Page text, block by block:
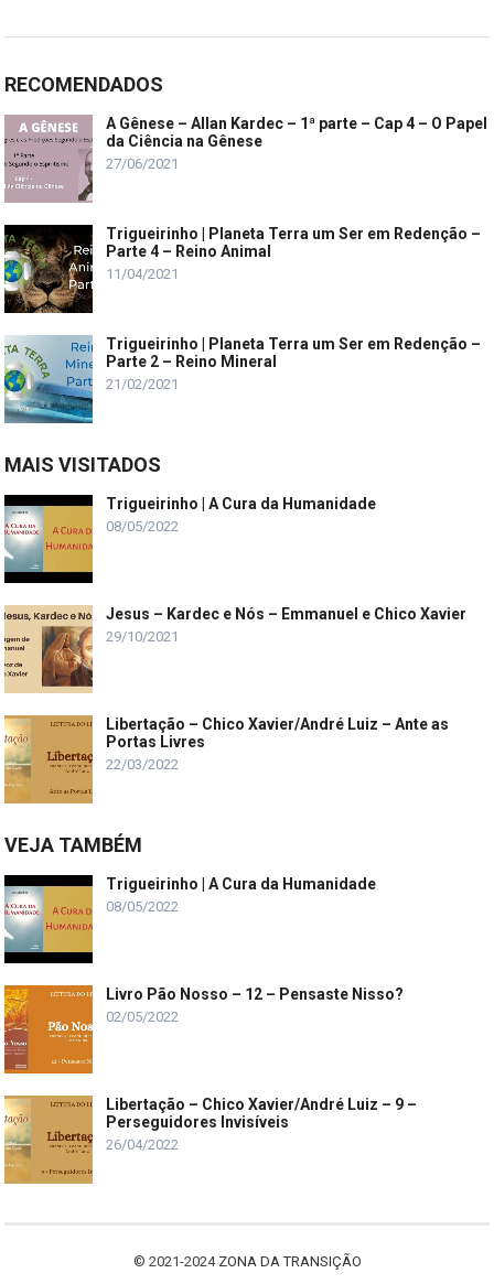
RECOMENDADOS
A Gênese – Allan Kardec – 1ª parte – Cap 4 – O Papel
da Ciência na Gênese
27/06/2021
Trigueirinho | Planeta Terra um Ser em Redenção –
Parte 4 – Reino Animal
11/04/2021
Trigueirinho | Planeta Terra um Ser em Redenção –
Parte 2 – Reino Mineral
21/02/2021
MAIS VISITADOS
Trigueirinho | A Cura da Humanidade
08/05/2022
Jesus – Kardec e Nós – Emmanuel e Chico Xavier
29/10/2021
Libertação – Chico Xavier/André Luiz – Ante as
Portas Livres
22/03/2022
VEJA TAMBÉM
Trigueirinho | A Cura da Humanidade
08/05/2022
Livro Pão Nosso – 12 – Pensaste Nisso?
02/05/2022
Libertação – Chico Xavier/André Luiz – 9 –
Perseguidores Invisíveis
26/04/2022
© 2021-2024 ZONA DA TRANSIÇÃO